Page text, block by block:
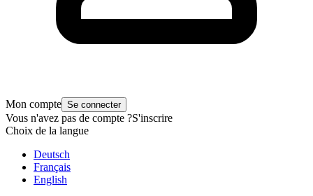
Mon compte Se connecter
Vous n'avez pas de compte ?S'inscrire
Choix de la langue
Deutsch
Français
English